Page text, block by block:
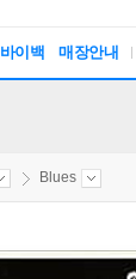
바이백 매장안내
Blues